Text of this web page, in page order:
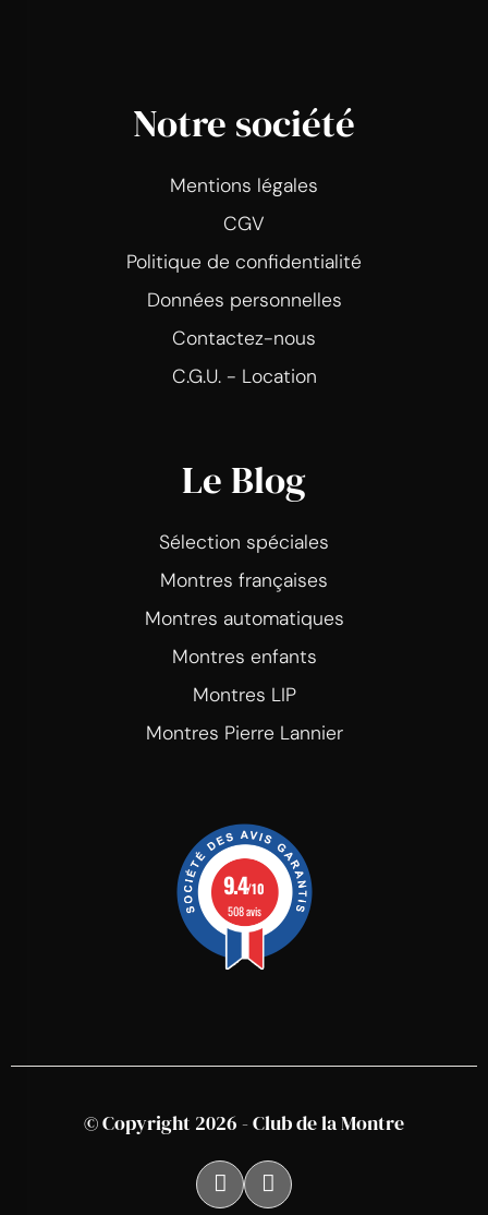
Notre société
Mentions légales
CGV
Politique de confidentialité
Données personnelles
Contactez-nous
C.G.U. - Location
Le Blog
Sélection spéciales
Montres françaises
Montres automatiques
Montres enfants
Montres LIP
Montres Pierre Lannier
9.4/10
508 avis
© Copyright 2026 - Club de la Montre